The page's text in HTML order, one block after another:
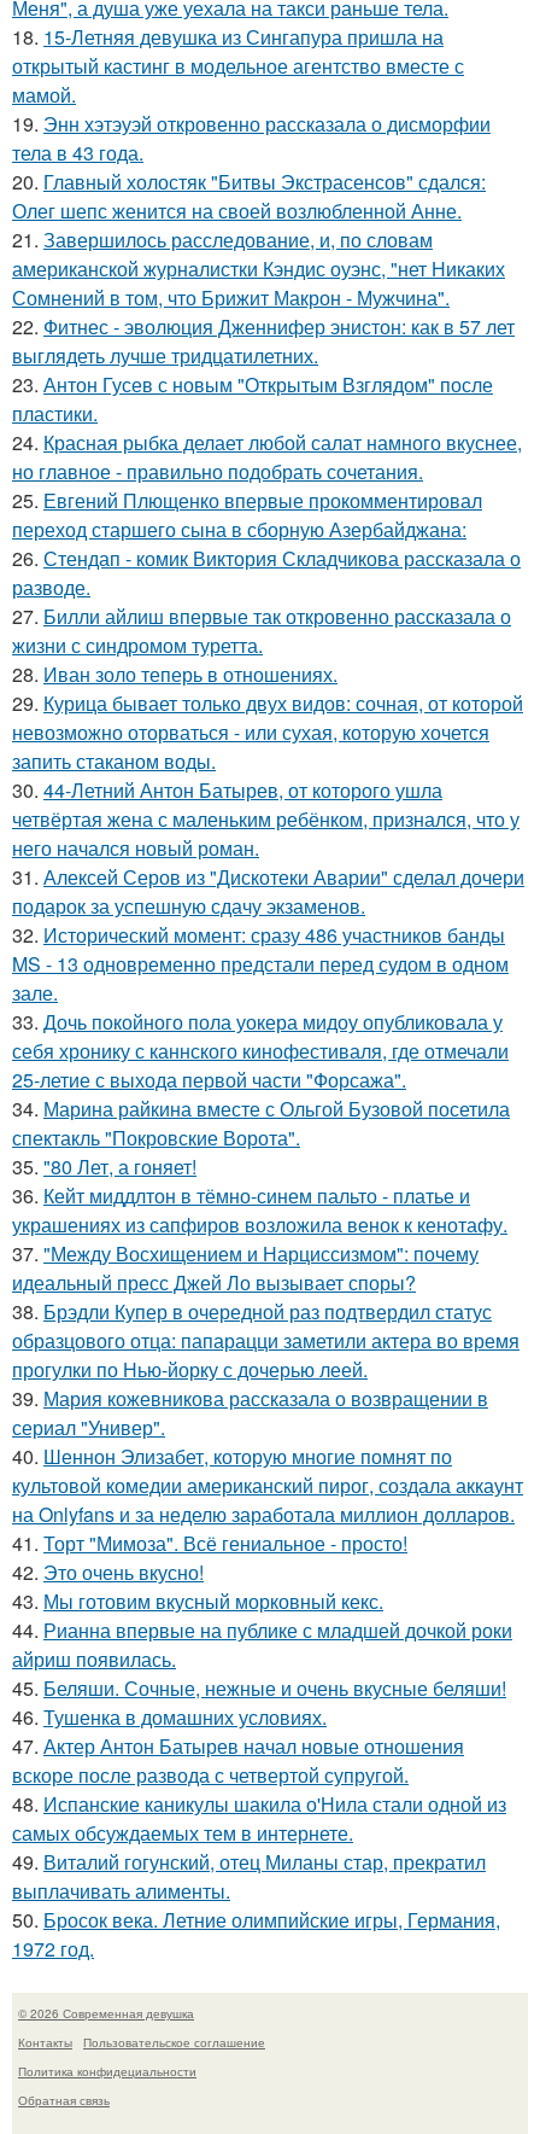
Меня", а душа уже уехала на такси раньше тела.
18. 15-Летняя девушка из Сингапура пришла на
открытый кастинг в модельное агентство вместе с
мамой.
19. Энн хэтэуэй откровенно рассказала о дисморфии
тела в 43 года.
20. Главный холостяк "Битвы Экстрасенсов" сдался:
Олег шепс женится на своей возлюбленной Анне.
21. Завершилось расследование, и, по словам
американской журналистки Кэндис оуэнс, "нет Никаких
Сомнений в том, что Брижит Макрон - Мужчина".
22. Фитнес - эволюция Дженнифер энистон: как в 57 лет
выглядеть лучше тридцатилетних.
23. Антон Гусев с новым "Открытым Взглядом" после
пластики.
24. Красная рыбка делает любой салат намного вкуснее,
но главное - правильно подобрать сочетания.
25. Евгений Плющенко впервые прокомментировал
переход старшего сына в сборную Азербайджана:
26. Стендап - комик Виктория Складчикова рассказала о
разводе.
27. Билли айлиш впервые так откровенно рассказала о
жизни с синдромом туретта.
28. Иван золо теперь в отношениях.
29. Курица бывает только двух видов: сочная, от которой
невозможно оторваться - или сухая, которую хочется
запить стаканом воды.
30. 44-Летний Антон Батырев, от которого ушла
четвёртая жена с маленьким ребёнком, признался, что у
него начался новый роман.
31. Алексей Серов из "Дискотеки Аварии" сделал дочери
подарок за успешную сдачу экзаменов.
32. Исторический момент: сразу 486 участников банды
MS - 13 одновременно предстали перед судом в одном
зале.
33. Дочь покойного пола уокера мидоу опубликовала у
себя хронику с каннского кинофестиваля, где отмечали
25-летие с выхода первой части "Форсажа".
34. Марина райкина вместе с Ольгой Бузовой посетила
спектакль "Покровские Ворота".
35. "80 Лет, а гоняет!
36. Кейт миддлтон в тёмно-синем пальто - платье и
украшениях из сапфиров возложила венок к кенотафу.
37. "Между Восхищением и Нарциссизмом": почему
идеальный пресс Джей Ло вызывает споры?
38. Брэдли Купер в очередной раз подтвердил статус
образцового отца: папарацци заметили актера во время
прогулки по Нью-йорку с дочерью леей.
39. Мария кожевникова рассказала о возвращении в
сериал "Универ".
40. Шеннон Элизабет, которую многие помнят по
культовой комедии американский пирог, создала аккаунт
на Onlyfans и за неделю заработала миллион долларов.
41. Торт "Мимоза". Всё гениальное - просто!
42. Это очень вкусно!
43. Мы готовим вкусный морковный кекс.
44. Рианна впервые на публике с младшей дочкой роки
айриш появилась.
45. Беляши. Сочные, нежные и очень вкусные беляши!
46. Тушенка в домашних условиях.
47. Актер Антон Батырев начал новые отношения
вскоре после развода с четвертой супругой.
48. Испанские каникулы шакила о'Нила стали одной из
самых обсуждаемых тем в интернете.
49. Виталий гогунский, отец Миланы стар, прекратил
выплачивать алименты.
50. Бросок века. Летние олимпийские игры, Германия,
1972 год.
© 2026 Современная девушка
Контакты
Пользовательское соглашение
Политика конфидециальности
Обратная связь